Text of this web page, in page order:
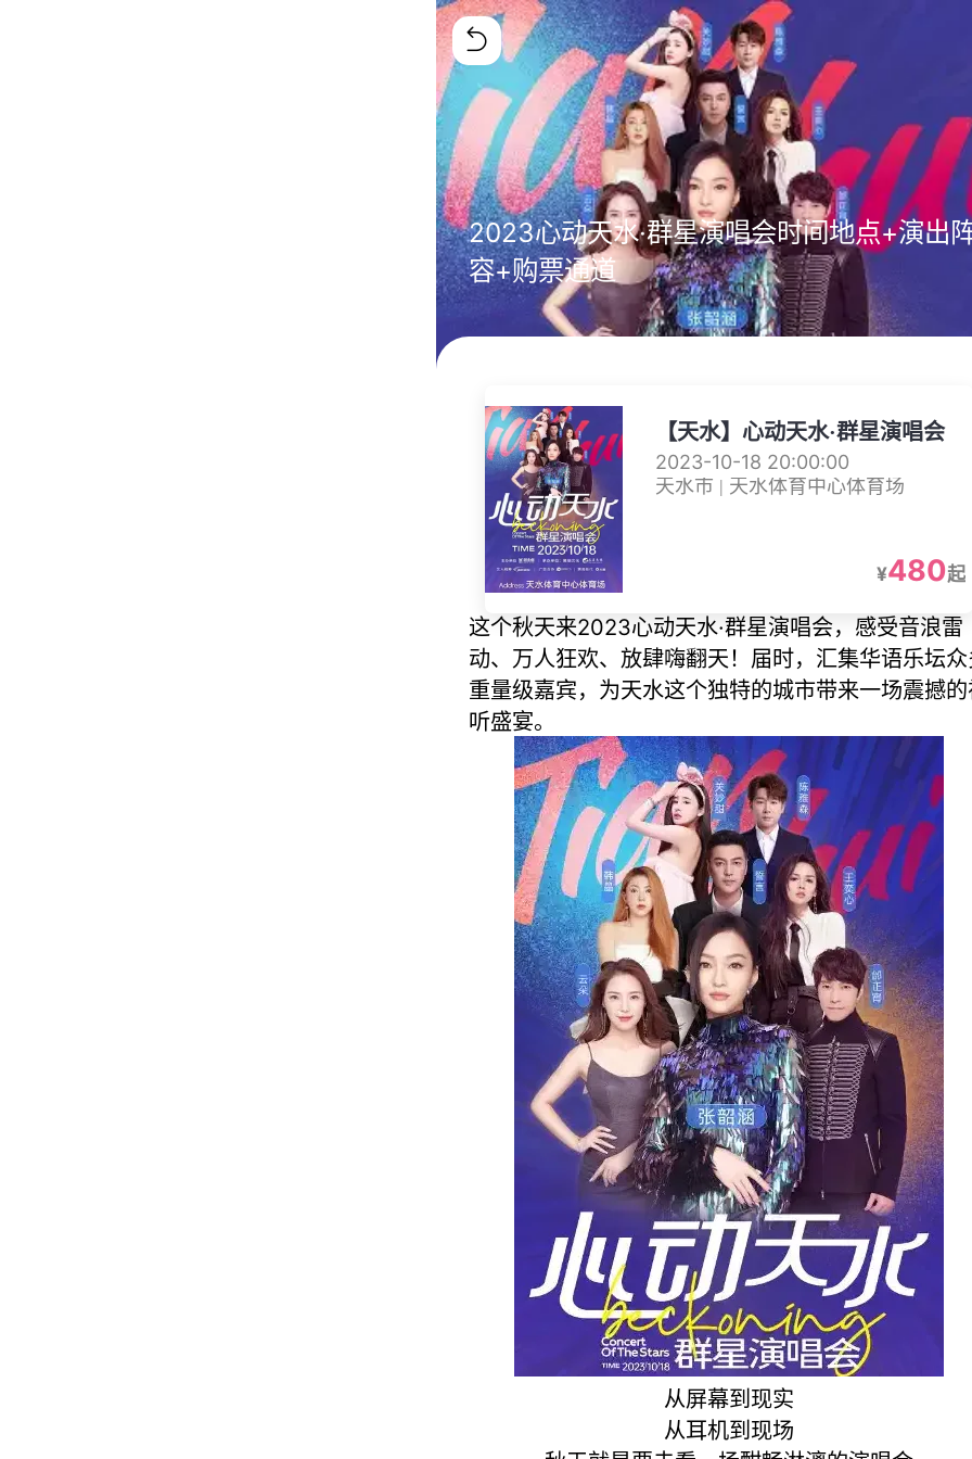
2023心动天水·群星演唱会时间地点+演出
容+购票通道
【天水】心动天水·群星演唱会
2023-10-18 20:00:00
天水市 | 天水体育中心体育场
¥480起
这个秋天来2023心动天水·群星演唱会，感受音浪雷
动、万人狂欢、放肆嗨翻天！届时，汇集华语乐坛
重量级嘉宾，为天水这个独特的城市带来一场震撼
听盛宴。
从屏幕到现实
从耳机到现场